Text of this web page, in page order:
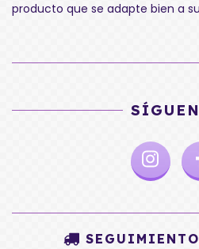
producto que se adapte bien a